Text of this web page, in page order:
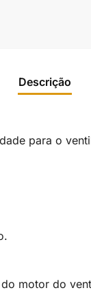
Descrição
para o
motor do